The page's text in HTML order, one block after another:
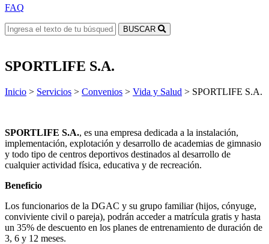
FAQ
BUSCAR
SPORTLIFE S.A.
Inicio > Servicios > Convenios > Vida y Salud > SPORTLIFE S.A.
SPORTLIFE S.A., es una empresa dedicada a la instalación,
implementación, explotación y desarrollo de academias de gimnasio
y todo tipo de centros deportivos destinados al desarrollo de
cualquier actividad física, educativa y de recreación.
Beneficio
Los funcionarios de la DGAC y su grupo familiar (hijos, cónyuge,
conviviente civil o pareja), podrán acceder a matrícula gratis y hasta
un 35% de descuento en los planes de entrenamiento de duración de
3, 6 y 12 meses.